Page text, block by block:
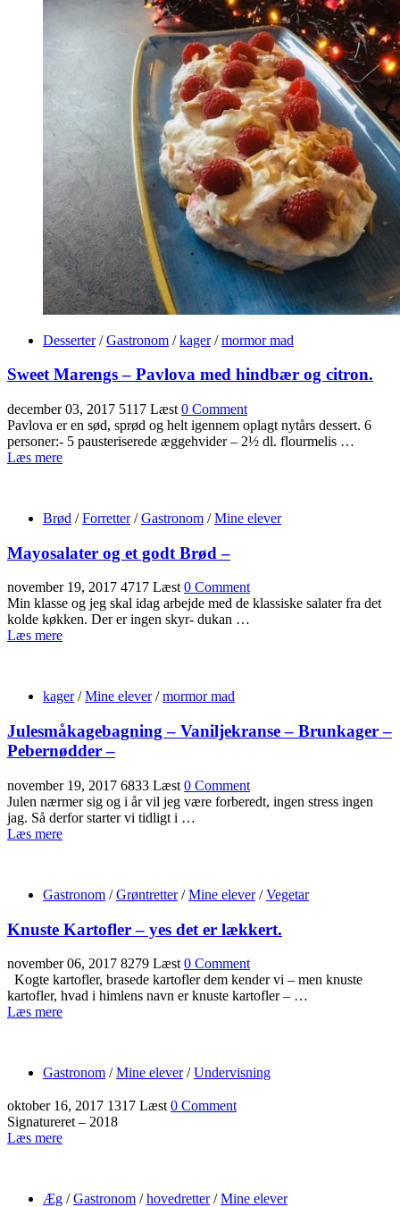
Desserter/Gastronom /kager/mormor mad
Sweet Marengs – Pavlova med hindbær og citron.
december 03, 2017 5117 Læst 0 Comment
Pavlova er en sød, sprød og helt igennem oplagt nytårs dessert. 6
personer:- 5 pausteriserede æggehvider – 2½ dl. flourmelis …
Læs mere
Brød /Forretter/Gastronom /Mine elever
Mayosalater og et godt Brød –
november 19, 2017 4717 Læst 0 Comment
Min klasse og jeg skal idag arbejde med de klassiske salater fra det
kolde køkken. Der er ingen skyr- dukan …
Læs mere
kager/Mine elever/mormor mad
Julesmåkagebagning – Vaniljekranse – Brunkager –
Pebernødder –
november 19, 2017 6833 Læst 0 Comment
Julen nærmer sig og i år vil jeg være forberedt, ingen stress ingen
jag. Så derfor starter vi tidligt i …
Læs mere
Gastronom /Grøntretter/Mine elever/Vegetar
Knuste Kartofler – yes det er lækkert.
november 06, 2017 8279 Læst 0 Comment
Kogte kartofler, brasede kartofler dem kender vi – men knuste
kartofler, hvad i himlens navn er knuste kartofler – …
Læs mere
Gastronom /Mine elever/Undervisning
oktober 16, 2017 1317 Læst 0 Comment
Signatureret – 2018
Læs mere
Æg /Gastronom /hovedretter/Mine elever